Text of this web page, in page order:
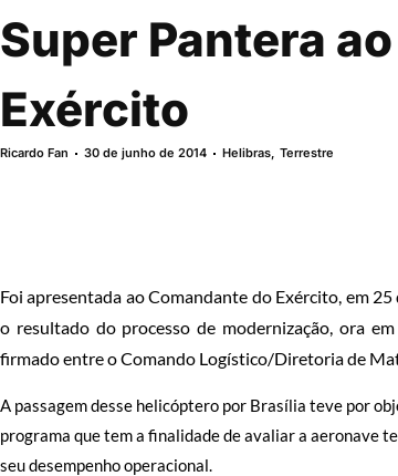
Super Pantera
Exército
Ricardo Fan 30 de junho de 2014 Helibras,Terrestre
Foi apresentada ao Comandante do Exército, em
o resultado do processo de modernização, ora
firmado entre o Comando Logístico/Diretoria de
A passagem desse helicóptero por Brasília teve por
programa que tem a finalidade de avaliar a aeronave
seu desempenho operacional.